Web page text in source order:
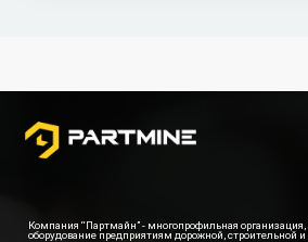
Компания “Партмайн” - многопрофильная
оборудование предприятиям дорожной, строительной